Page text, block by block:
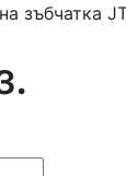
зъбчатка